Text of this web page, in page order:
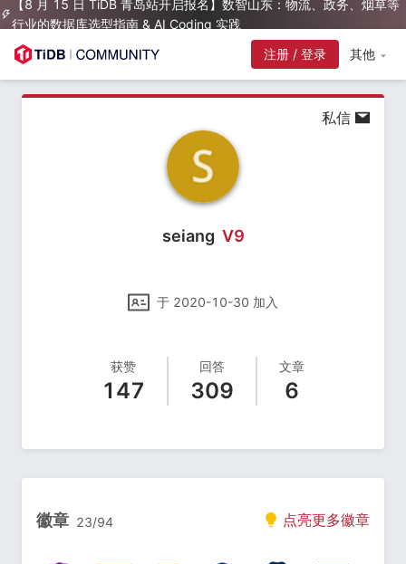
【8 月 15 日 TiDB 青岛站开启报名】数智山东：物流、政务、烟草等
行业的数据库选型指南 & AI Coding 实践
注册 / 登录
其他
私信
seiang V9
于 2020-10-30 加入
获赞
147
回答
309
文章
6
徽章 23/94 点亮更多徽章